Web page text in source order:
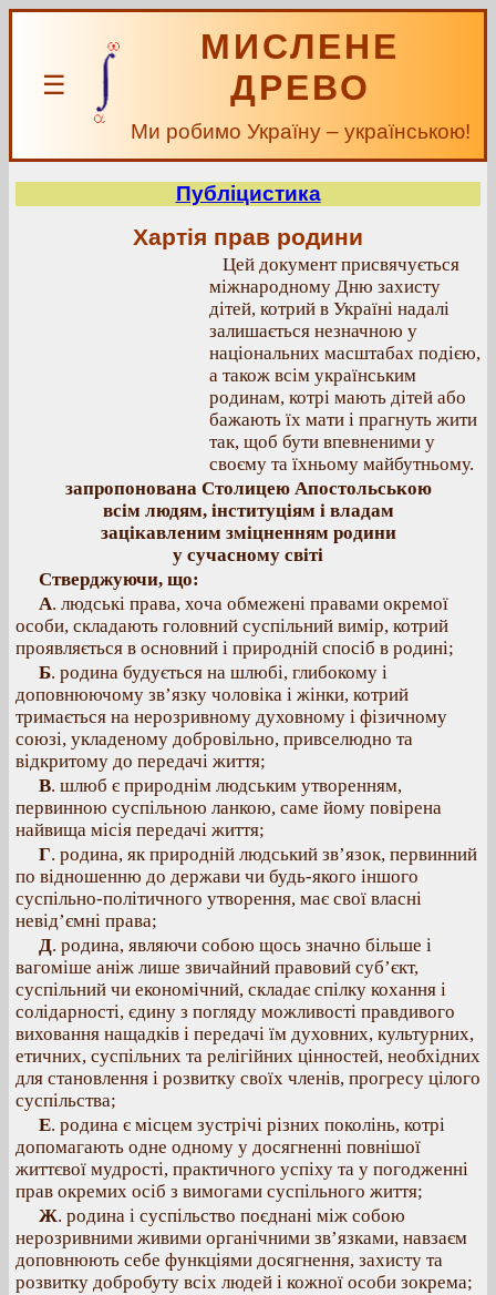
☰
МИСЛЕНЕ
ДРЕВО
Ми робимо Україну – українською!
Публіцистика
Хартія прав родини
Цей документ присвячується
міжнародному Дню захисту
дітей, котрий в Україні надалі
залишається незначною у
національних масштабах подією,
а також всім українським
родинам, котрі мають дітей або
бажають їх мати і прагнуть жити
так, щоб бути впевненими у
своєму та їхньому майбутньому.
запропонована Столицею Апостольською
всім людям, інституціям і владам
зацікавленим зміцненням родини
у сучасному світі
Стверджуючи, що:
A. людські права, хоча обмежені правами окремої
особи, складають головний суспільний вимір, котрий
проявляється в основний і природній спосіб в родині;
Б. родина будується на шлюбі, глибокому і
доповнюючому зв’язку чоловіка і жінки, котрий
тримається на нерозривному духовному і фізичному
союзі, укладеному добровільно, привселюдно та
відкритому до передачі життя;
В. шлюб є природнім людським утворенням,
первинною суспільною ланкою, саме йому повірена
найвища місія передачі життя;
Г. родина, як природній людський зв’язок, первинний
по відношенню до держави чи будь-якого іншого
суспільно-політичного утворення, має свої власні
невід’ємні права;
Д. родина, являючи собою щось значно більше і
вагоміше аніж лише звичайний правовий суб’єкт,
суспільний чи економічний, складає спілку кохання і
солідарності, єдину з погляду можливості правдивого
виховання нащадків і передачі їм духовних, культурних,
етичних, суспільних та релігійних цінностей, необхідних
для становлення і розвитку своїх членів, прогресу цілого
суспільства;
Е. родина є місцем зустрічі різних поколінь, котрі
допомагають одне одному у досягненні повнішої
життєвої мудрості, практичного успіху та у погодженні
прав окремих осіб з вимогами суспільного життя;
Ж. родина і суспільство поєднані між собою
нерозривними живими органічними зв’язками, навзаєм
доповнюють себе функціями досягнення, захисту та
розвитку добробуту всіх людей і кожної особи зокрема;